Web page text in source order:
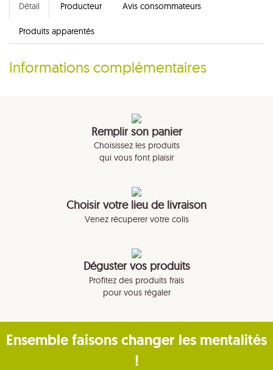
Détail Producteur Avis consommateurs
Produits apparentés
Informations complémentaires
Remplir son panier
Choisissez les produits
qui vous font plaisir
Choisir votre lieu de livraison
Venez récuperer votre colis
Déguster vos produits
Profitez des produits frais
pour vous régaler
Ensemble faisons changer les mentalités
!